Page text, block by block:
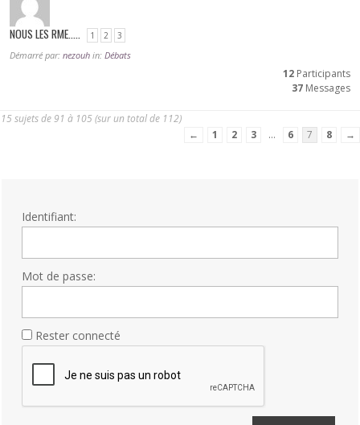
NOUS LES RME….. 1 2 3
Démarré par: nezouh in: Débats
12 Participants
37 Messages
15 sujets de 91 à 105 (sur un total de 112)
←
1 2 3 … 6 7 8 →
Identifiant:
Mot de passe:
Rester connecté